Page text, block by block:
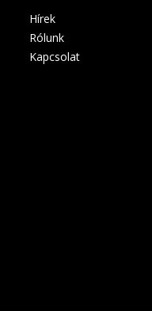
Hírek
Rólunk
Kapcsolat